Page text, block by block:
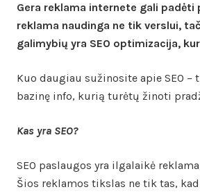
Gera reklama internete gali
reklama naudinga ne tik verslui,
galimybių yra SEO optimizacija,
Kuo daugiau sužinosite apie SEO
bazinę info, kurią turėtų žinoti
Kas yra SEO?
SEO paslaugos yra ilgalaikė
Šios reklamos tikslas ne tik tas,